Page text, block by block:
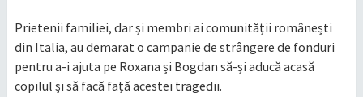
Prietenii familiei, dar și membri ai comunității românești
din Italia, au demarat o campanie de strângere de fonduri
pentru a-i ajuta pe Roxana și Bogdan să-și aducă acasă
copilul și să facă față acestei tragedii.